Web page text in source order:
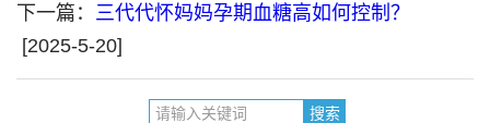
下一篇： 三代代怀妈妈孕期血糖高如何控制？
[2025-5-20]